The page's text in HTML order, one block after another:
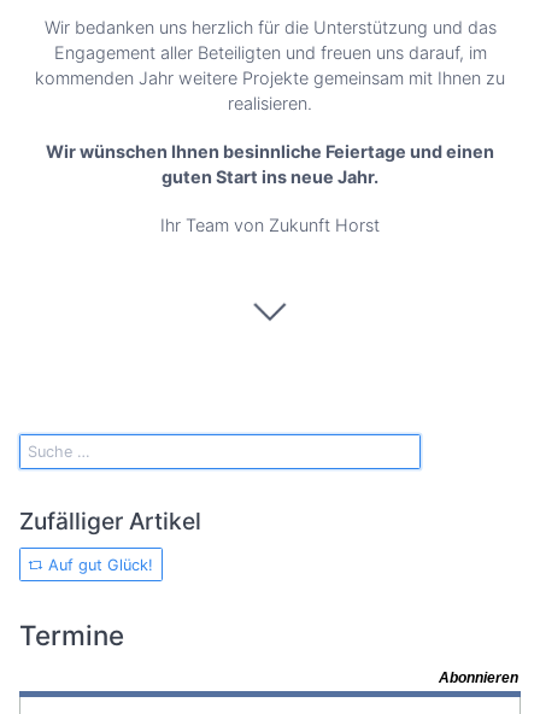
Wir bedanken uns herzlich für die Unterstützung und das
Engagement aller Beteiligten und freuen uns darauf, im
kommenden Jahr weitere Projekte gemeinsam mit Ihnen zu
realisieren.
Wir wünschen Ihnen besinnliche Feiertage und einen
guten Start ins neue Jahr.
Ihr Team von Zukunft Horst
Zufälliger Artikel
Auf gut Glück!
Termine